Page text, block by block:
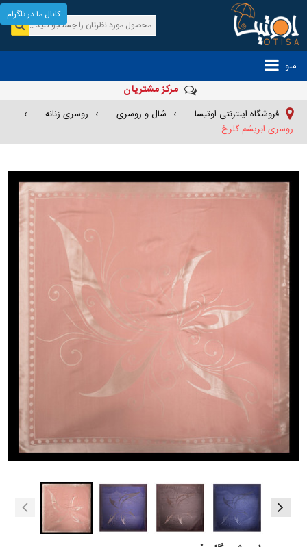
منو
مرکز مشتریان
فروشگاه اینترنتی اوتیسا —› شال و روسری —› روسری زنانه
—›
روسری ابریشم گلرخ
کانال ما در تلگرام